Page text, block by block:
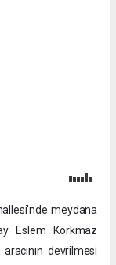
meydana
Eslem Korkmaz
devrilmesi